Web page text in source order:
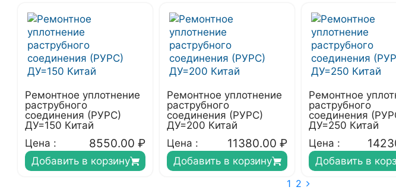
Ремонтное уплотнение
раструбного
соединения (РУРС)
ДУ=150 Китай
Цена :
8550.00 ₽
Добавить в корзину
Ремонтное уплотнение
раструбного
соединения (РУРС)
ДУ=200 Китай
Цена :
11380.00 ₽
Добавить в корзину
Ремонтное
раструбного
соединения
ДУ=250 Китай
Цена :
Добавить в
1 2